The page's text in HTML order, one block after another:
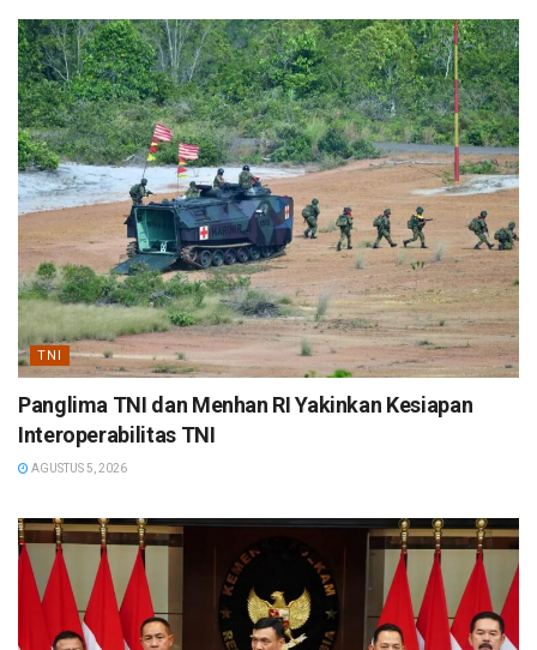
TNI
Panglima TNI dan Menhan RI Yakinkan Kesiapan
Interoperabilitas TNI
AGUSTUS 5, 2026